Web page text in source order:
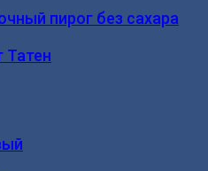
пирог без сахара
Татен